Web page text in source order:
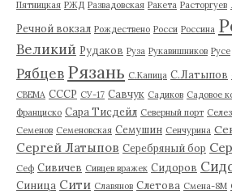
Пятницкая РЖД Развадовская Ракета Расторгуев
Речной вокзал Рождествено Росси Россина
Великий Рудаков Руза Рукавишников Русе
Рябцев Рязань С.Капица С.Латыпов
СВЕМА СССР СУ-17 Савчук Садиков Садовое
Франциско Сара Тисдейл Северный порт
Семенов Семеновская Семушин Сенчурина
Сергей Латыпов Серебряный бор
Сеф Сивичев Сивцев вражек Сидоров
Синица Сити Славянов Слетова Смена-8М